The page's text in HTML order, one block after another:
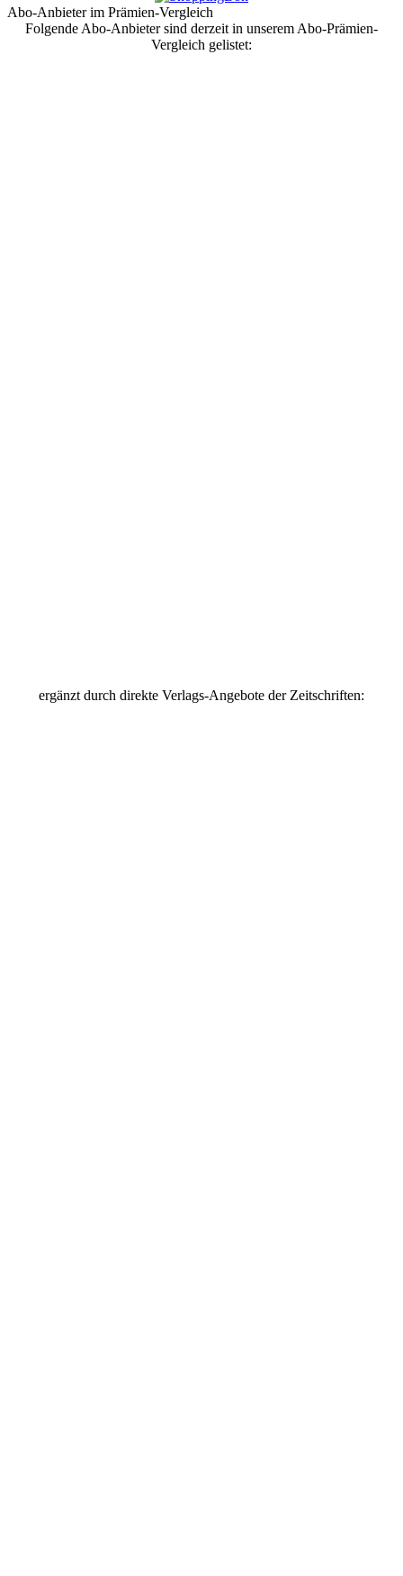
Abo-Anbieter im Prämien-Vergleich
Folgende Abo-Anbieter sind derzeit in unserem Abo-Prämien-
Vergleich gelistet:
ergänzt durch direkte Verlags-Angebote der Zeitschriften: